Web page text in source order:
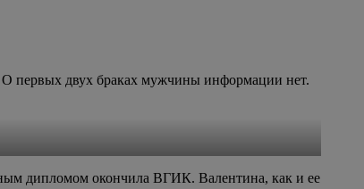
первых двух браках мужчины информации нет.
дипломом окончила ВГИК. Валентина, как и ее